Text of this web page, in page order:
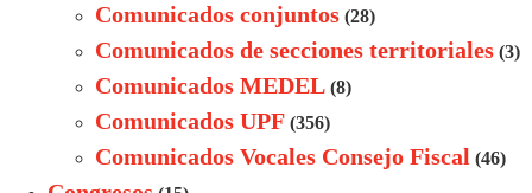
Comunicados conjuntos (28)
Comunicados de secciones territoriales (3)
Comunicados MEDEL (8)
Comunicados UPF (356)
Comunicados Vocales Consejo Fiscal (46)